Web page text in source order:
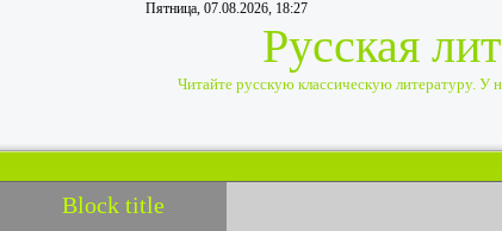
Пятница, 07.08.2026, 18:27
Русская
Читайте русскую классическую литературу. У
Block title